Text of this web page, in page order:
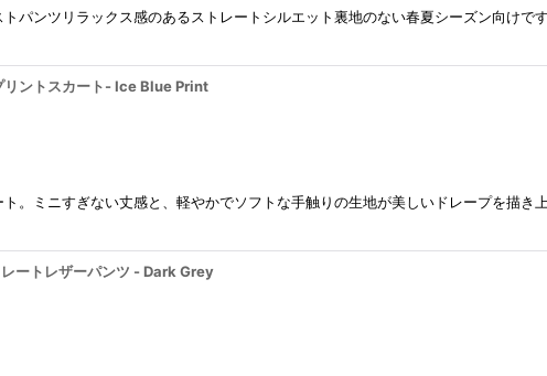
パンツリラックス感のあるストレートシルエット裏地のない春夏シーズン向け
リントスカート- Ice Blue Print
。ミニすぎない丈感と、軽やかでソフトな手触りの生地が美しいドレープを描き
ートレザーパンツ - Dark Grey